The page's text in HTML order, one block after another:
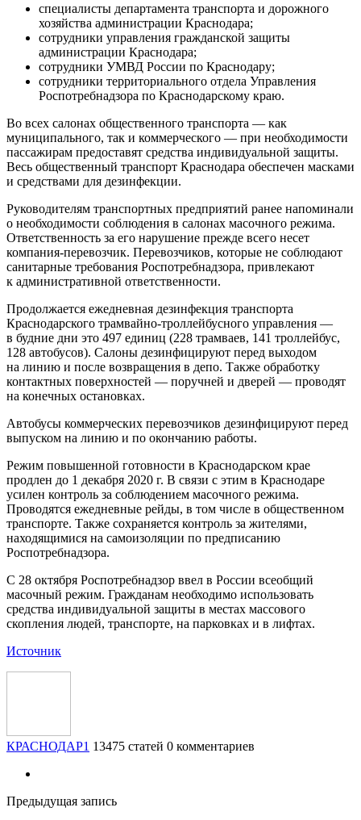
специалисты департамента транспорта и дорожного
хозяйства администрации Краснодара;
сотрудники управления гражданской защиты
администрации Краснодара;
сотрудники УМВД России по Краснодару;
сотрудники территориального отдела Управления
Роспотребнадзора по Краснодарскому краю.
Во всех салонах общественного транспорта — как
муниципального, так и коммерческого — при необходимости
пассажирам предоставят средства индивидуальной защиты.
Весь общественный транспорт Краснодара обеспечен масками
и средствами для дезинфекции.
Руководителям транспортных предприятий ранее напоминали
о необходимости соблюдения в салонах масочного режима.
Ответственность за его нарушение прежде всего несет
компания-перевозчик. Перевозчиков, которые не соблюдают
санитарные требования Роспотребнадзора, привлекают
к административной ответственности.
Продолжается ежедневная дезинфекция транспорта
Краснодарского трамвайно-троллейбусного управления —
в будние дни это 497 единиц (228 трамваев, 141 троллейбус,
128 автобусов). Салоны дезинфицируют перед выходом
на линию и после возвращения в депо. Также обработку
контактных поверхностей — поручней и дверей — проводят
на конечных остановках.
Автобусы коммерческих перевозчиков дезинфицируют перед
выпуском на линию и по окончанию работы.
Режим повышенной готовности в Краснодарском крае
продлен до 1 декабря 2020 г. В связи с этим в Краснодаре
усилен контроль за соблюдением масочного режима.
Проводятся ежедневные рейды, в том числе в общественном
транспорте. Также сохраняется контроль за жителями,
находящимися на самоизоляции по предписанию
Роспотребнадзора.
С 28 октября Роспотребнадзор ввел в России всеобщий
масочный режим. Гражданам необходимо использовать
средства индивидуальной защиты в местах массового
скопления людей, транспорте, на парковках и в лифтах.
Источник
КРАСНОДАР1 13475 статей 0 комментариев
Предыдущая запись